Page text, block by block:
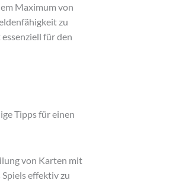
Maximum von
zu
für den
Tipps für einen
von Karten mit
effektiv zu